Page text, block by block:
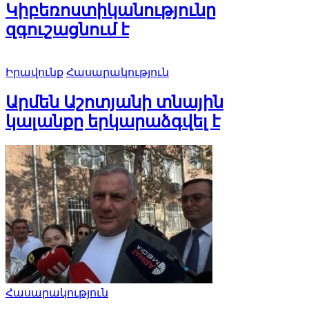
Կիբեռոստիկանությունը
զգուշացնում է
Իրավունք Հասարակություն
Արմեն Աշոտյանի տնային
կալանքը երկարաձգվել է
Հասարակություն